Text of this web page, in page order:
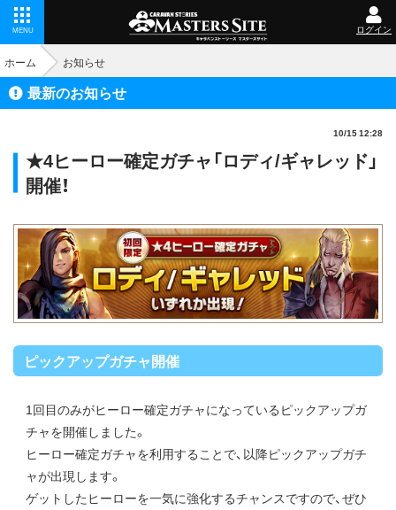
MENU ログイン
ホーム お知らせ
最新のお知らせ
10/15 12:28
★4ヒーロー確定ガチャ「ロディ/ギャレッド」
開催！
ピックアップガチャ開催
1回目のみがヒーロー確定ガチャになっているピックアップガ
チャを開催しました。
ヒーロー確定ガチャを利用することで、以降ピックアップガチ
ャが出現します。
ゲットしたヒーローを一気に強化するチャンスですので、ぜひ